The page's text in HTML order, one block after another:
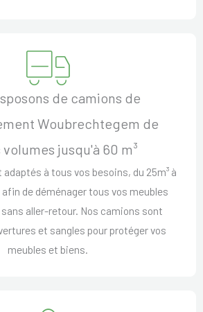
de camions de
Woubrechtegem de
jusqu'à 60 m³
à tous vos besoins, du 25m³ à
afin de déménager tous vos meubles
aller-retour. Nos camions sont
et sangles pour protéger vos
meubles et biens.